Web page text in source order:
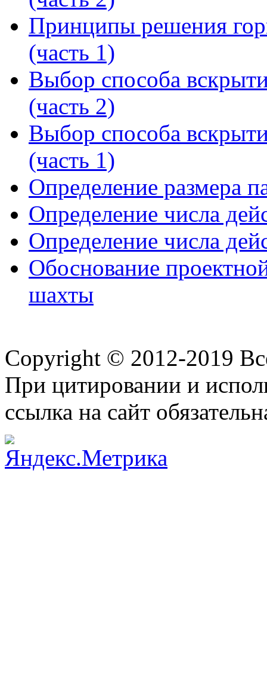
Принципы решения
(часть 1)
Выбор способа
(часть 2)
Выбор способа
(часть 1)
Определение размера
Определение числа
Определение числа
Обоснование
шахты
Copyright © 2012-2019
При цитировании и
ссылка на сайт